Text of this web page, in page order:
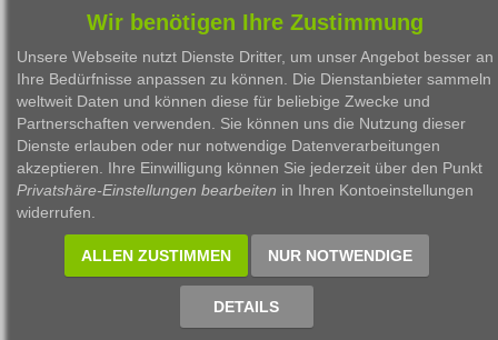
wikifolio "Value und Charttechnik" von Trader Mate
Gotovac: "Ich habe mein wikifolio jetzt darauf
ausgerichtet, dass ich vorsichtiger bin. V ...
1
1999 - 2026 Börsen Radio Network AG
Wir benötigen Ihre Zustimmung
Unsere Webseite nutzt Dienste Dritter, um unser Angebot besser an
Ihre Bedürfnisse anpassen zu können. Die Dienstanbieter sammeln
weltweit Daten und können diese für beliebige Zwecke und
Partnerschaften verwenden. Sie können uns die Nutzung dieser
Dienste erlauben oder nur notwendige Datenverarbeitungen
akzeptieren. Ihre Einwilligung können Sie jederzeit über den Punkt
Privatshäre-Einstellungen bearbeiten in Ihren Kontoeinstellungen
widerrufen.
ALLEN ZUSTIMMEN NUR NOTWENDIGE
DETAILS